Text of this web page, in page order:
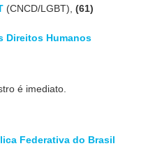
(CNCD/LGBT), (61)
Direitos Humanos
é imediato.
Federativa do Brasil